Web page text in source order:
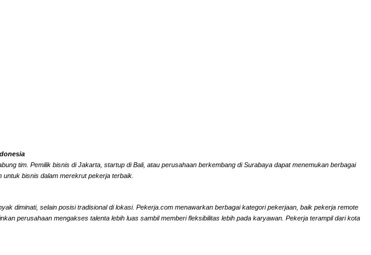
tim. Pemilik bisnis di Jakarta, startup di Bali, atau perusahaan berkembang di Surabaya dapat menemukan berbagai
bisnis dalam merekrut pekerja terbaik.
diminati, selain posisi tradisional di lokasi. Pekerja.com menawarkan berbagai kategori pekerjaan, baik pekerja remote
perusahaan mengakses talenta lebih luas sambil memberi fleksibilitas lebih pada karyawan. Pekerja terampil dari kota